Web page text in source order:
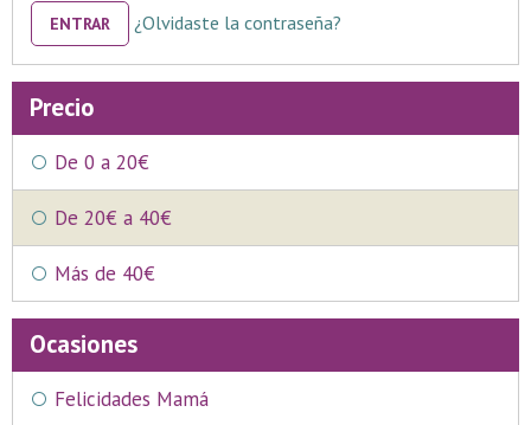
ENTRAR ¿Olvidaste la contraseña?
Precio
De 0 a 20€
De 20€ a 40€
Más de 40€
Ocasiones
Felicidades Mamá